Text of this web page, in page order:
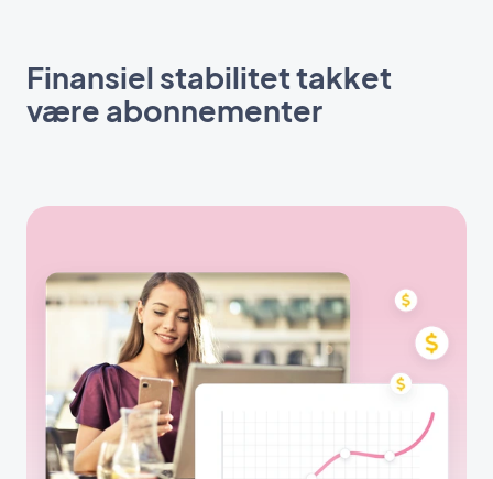
Finansiel stabilitet takket
være abonnementer